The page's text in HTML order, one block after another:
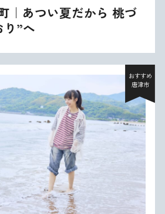
｜あつい夏だから 桃づ
り”へ
おすすめ
唐津市